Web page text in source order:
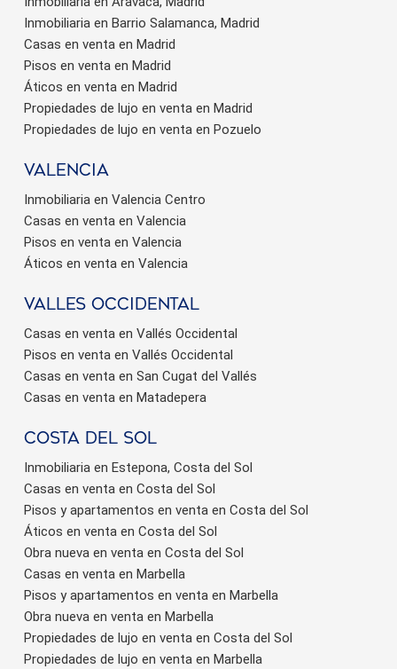
Inmobiliaria en Barrio Salamanca, Madrid
Casas en venta en Madrid
Pisos en venta en Madrid
Áticos en venta en Madrid
Propiedades de lujo en venta en Madrid
Propiedades de lujo en venta en Pozuelo
valencia
Inmobiliaria en Valencia Centro
Casas en venta en Valencia
Pisos en venta en Valencia
Áticos en venta en Valencia
valles occidental
Casas en venta en Vallés Occidental
Pisos en venta en Vallés Occidental
Casas en venta en San Cugat del Vallés
Casas en venta en Matadepera
Costa del sol
Inmobiliaria en Estepona, Costa del Sol
Casas en venta en Costa del Sol
Pisos y apartamentos en venta en Costa del Sol
Áticos en venta en Costa del Sol
Obra nueva en venta en Costa del Sol
Casas en venta en Marbella
Pisos y apartamentos en venta en Marbella
Obra nueva en venta en Marbella
Propiedades de lujo en venta en Costa del Sol
Propiedades de lujo en venta en Marbella